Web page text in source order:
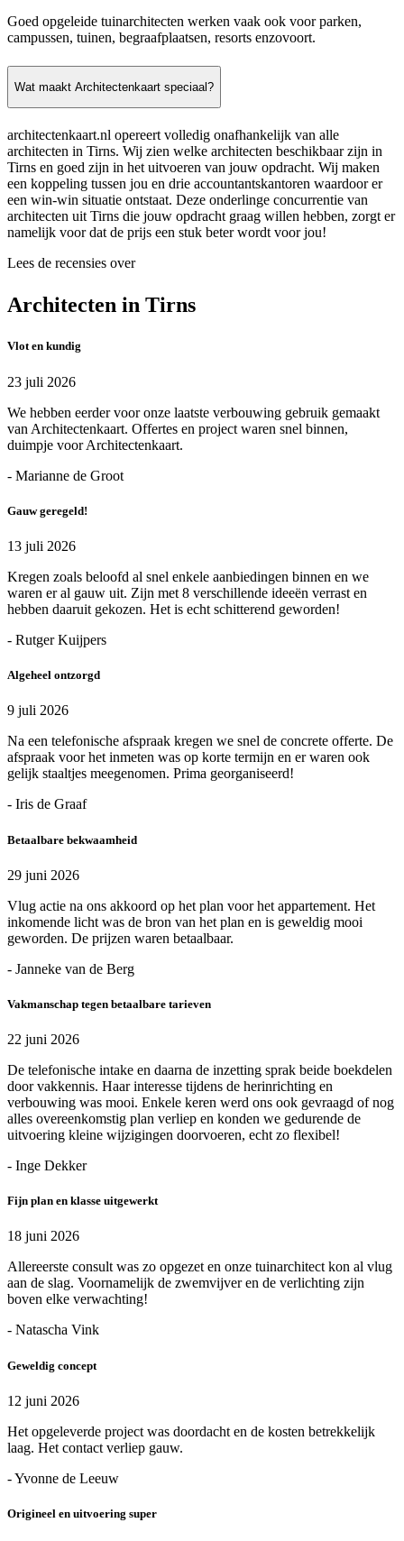
Goed opgeleide tuinarchitecten werken vaak ook voor parken,
campussen, tuinen, begraafplaatsen, resorts enzovoort.
Wat maakt Architectenkaart speciaal?
architectenkaart.nl opereert volledig onafhankelijk van alle
architecten in Tirns. Wij zien welke architecten beschikbaar zijn in
Tirns en goed zijn in het uitvoeren van jouw opdracht. Wij maken
een koppeling tussen jou en drie accountantskantoren waardoor er
een win-win situatie ontstaat. Deze onderlinge concurrentie van
architecten uit Tirns die jouw opdracht graag willen hebben, zorgt er
namelijk voor dat de prijs een stuk beter wordt voor jou!
Lees de recensies over
Architecten in Tirns
Vlot en kundig
23 juli 2026
We hebben eerder voor onze laatste verbouwing gebruik gemaakt
van Architectenkaart. Offertes en project waren snel binnen,
duimpje voor Architectenkaart.
- Marianne de Groot
Gauw geregeld!
13 juli 2026
Kregen zoals beloofd al snel enkele aanbiedingen binnen en we
waren er al gauw uit. Zijn met 8 verschillende ideeën verrast en
hebben daaruit gekozen. Het is echt schitterend geworden!
- Rutger Kuijpers
Algeheel ontzorgd
9 juli 2026
Na een telefonische afspraak kregen we snel de concrete offerte. De
afspraak voor het inmeten was op korte termijn en er waren ook
gelijk staaltjes meegenomen. Prima georganiseerd!
- Iris de Graaf
Betaalbare bekwaamheid
29 juni 2026
Vlug actie na ons akkoord op het plan voor het appartement. Het
inkomende licht was de bron van het plan en is geweldig mooi
geworden. De prijzen waren betaalbaar.
- Janneke van de Berg
Vakmanschap tegen betaalbare tarieven
22 juni 2026
De telefonische intake en daarna de inzetting sprak beide boekdelen
door vakkennis. Haar interesse tijdens de herinrichting en
verbouwing was mooi. Enkele keren werd ons ook gevraagd of nog
alles overeenkomstig plan verliep en konden we gedurende de
uitvoering kleine wijzigingen doorvoeren, echt zo flexibel!
- Inge Dekker
Fijn plan en klasse uitgewerkt
18 juni 2026
Allereerste consult was zo opgezet en onze tuinarchitect kon al vlug
aan de slag. Voornamelijk de zwemvijver en de verlichting zijn
boven elke verwachting!
- Natascha Vink
Geweldig concept
12 juni 2026
Het opgeleverde project was doordacht en de kosten betrekkelijk
laag. Het contact verliep gauw.
- Yvonne de Leeuw
Origineel en uitvoering super